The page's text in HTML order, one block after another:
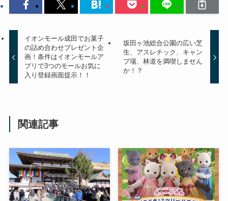
イオンモール成田でお菓子
の詰め合わせプレゼント企
画！条件はイオンモールア
プリで3つのモールお気に
入り登録画面提示！！
坂田ヶ池総合公園の広い芝
生、アスレチック、キャン
プ場、林道を満喫しません
か！？
関連記事